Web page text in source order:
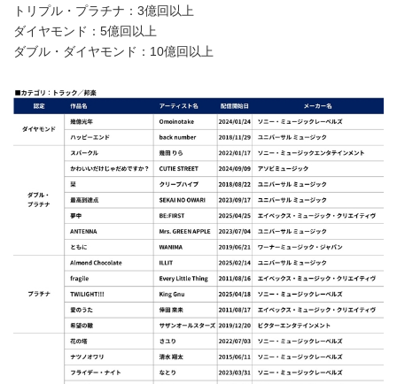
トリプル・プラチナ：3億回以上
ダイヤモンド：5億回以上
ダブル・ダイヤモンド：10億回以上